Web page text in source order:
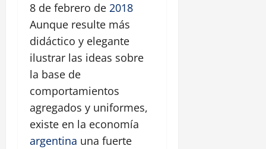
8 de febrero de 2018
Aunque resulte más
didáctico y elegante
ilustrar las ideas sobre
la base de
comportamientos
agregados y uniformes,
existe en la economía
argentina una fuerte